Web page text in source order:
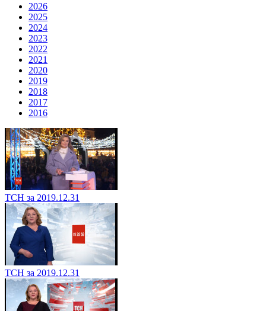
2026
2025
2024
2023
2022
2021
2020
2019
2018
2017
2016
ТСН за 2019.12.31
ТСН за 2019.12.31